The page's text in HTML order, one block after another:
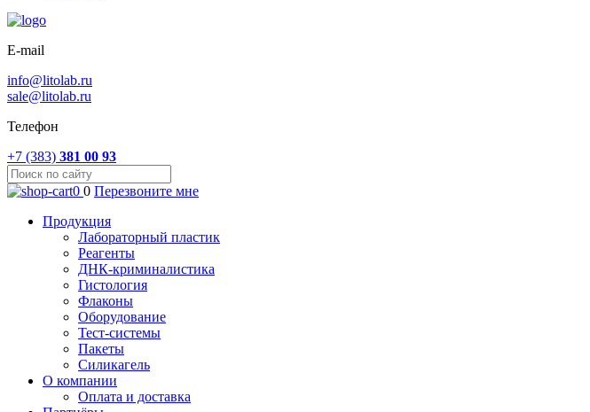
E-mail
info@litolab.ru
sale@litolab.ru
Телефон
+7 (383) 381 00 93
0 0 Перезвоните мне
Продукция
Лабораторный пластик
Реагенты
ДНК-криминалистика
Гистология
Флаконы
Оборудование
Тест-системы
Пакеты
Силикагель
О компании
Оплата и доставка